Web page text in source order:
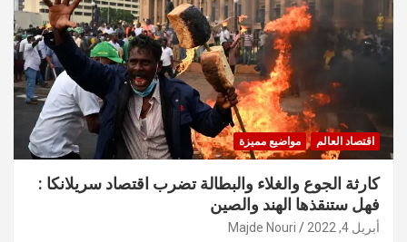
اقتصاد العالم مواضيع مميزة
كارثة الجوع والغلاء والبطالة تضرب اقتصاد سريلانكا :
فهل ستنقذها الهند والصين
أبريل 4, 2022 Majde Nouri